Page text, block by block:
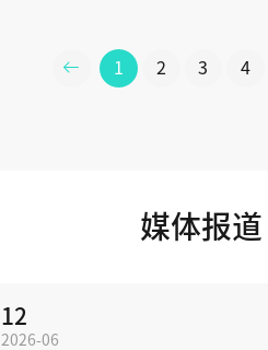
1 2 3 4
媒体报道
12
2026-06